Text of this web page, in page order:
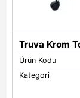
Truva Krom
Ürün Kodu
Kategori